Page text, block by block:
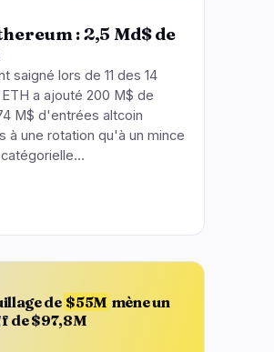
: 2,5 Md$ de
saigné lors de 11 des 14
a ajouté 200 M$ de
M$ d'entrées altcoin
à une rotation qu'à un mince
de $55M mène un
de $97,8M